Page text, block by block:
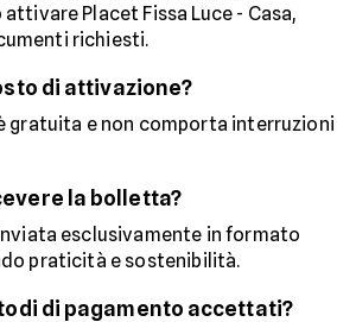
Placet Fissa Luce - Casa,
richiesti.
di attivazione?
gratuita e non comporta interruzioni
la bolletta?
esclusivamente in formato
praticità e sostenibilità.
di pagamento accettati?